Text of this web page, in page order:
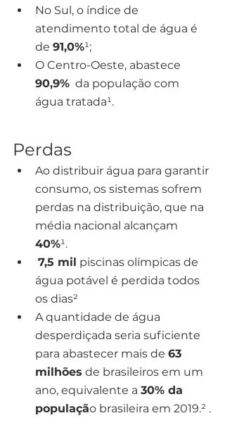
No Sul, o índice de
atendimento total de água é
de 91,0%¹;
O Centro-Oeste, abastece
90,9%
  da população com
água tratada¹.
Perdas
Ao distribuir água para garantir
consumo, os sistemas sofrem
perdas na distribuição, que na
média nacional alcançam
40%¹.
7,5 mil piscinas olímpicas de
água potável é perdida todos
os dias²
A quantidade de água
desperdiçada seria suficiente
para abastecer mais de 63
milhões de brasileiros em um
ano, equivalente a 30% da
população brasileira em 2019.² .